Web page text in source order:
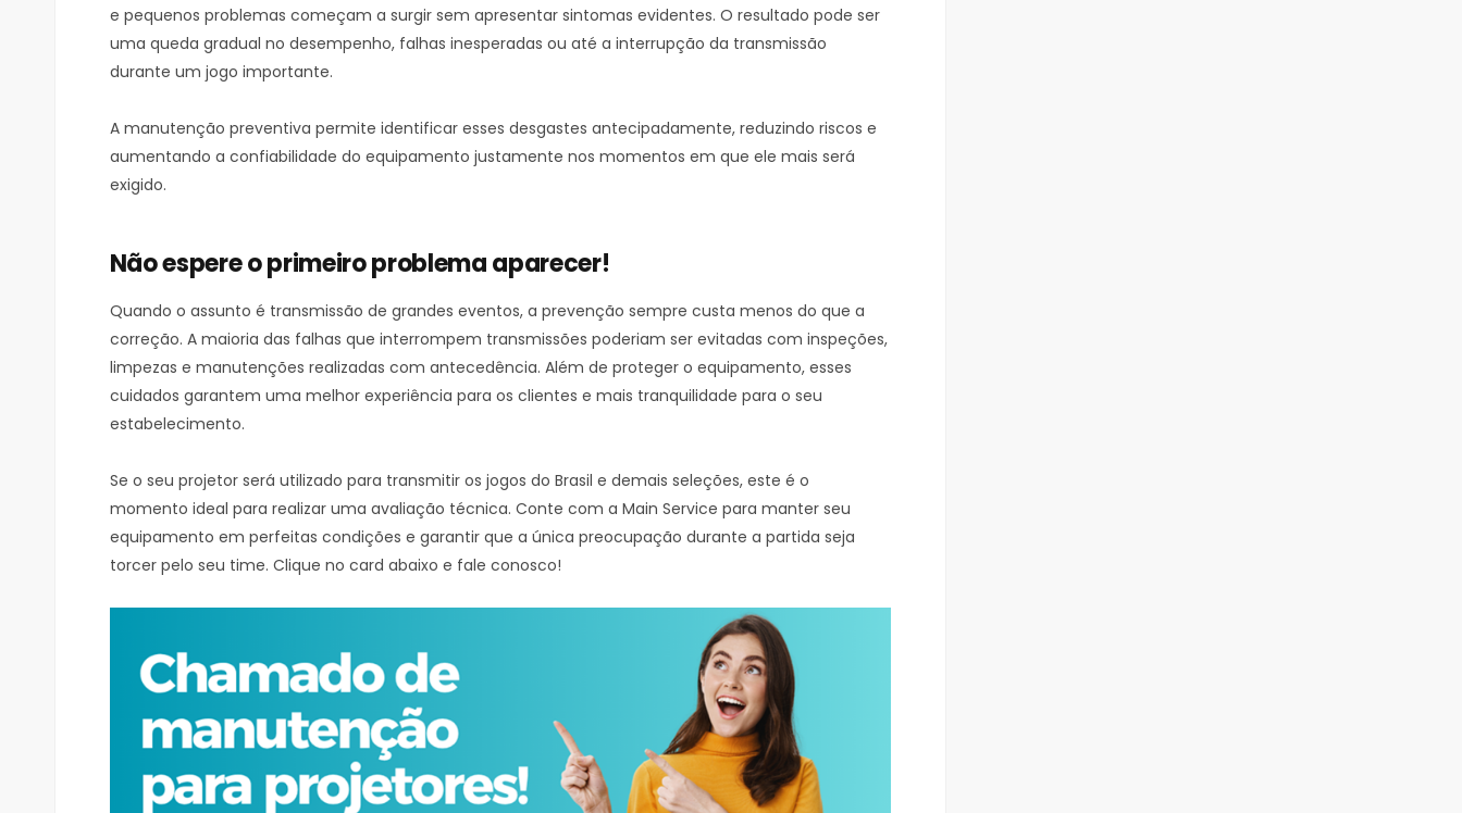
e pequenos problemas começam a surgir sem apresentar sintomas evidentes. O resultado pode ser
uma queda gradual no desempenho, falhas inesperadas ou até a interrupção da transmissão
durante um jogo importante.
A manutenção preventiva permite identificar esses desgastes antecipadamente, reduzindo riscos e
aumentando a confiabilidade do equipamento justamente nos momentos em que ele mais será
exigido.
Não espere o primeiro problema aparecer!
Quando o assunto é transmissão de grandes eventos, a prevenção sempre custa menos do que a
correção. A maioria das falhas que interrompem transmissões poderiam ser evitadas com inspeções,
limpezas e manutenções realizadas com antecedência. Além de proteger o equipamento, esses
cuidados garantem uma melhor experiência para os clientes e mais tranquilidade para o seu
estabelecimento.
Se o seu projetor será utilizado para transmitir os jogos do Brasil e demais seleções, este é o
momento ideal para realizar uma avaliação técnica. Conte com a Main Service para manter seu
equipamento em perfeitas condições e garantir que a única preocupação durante a partida seja
torcer pelo seu time. Clique no card abaixo e fale conosco!